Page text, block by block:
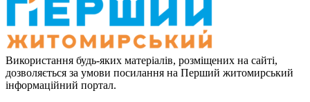
Використання будь-яких матеріалів, розміщених на сайті,
дозволяється за умови посилання на Перший житомирський
інформаційний портал.